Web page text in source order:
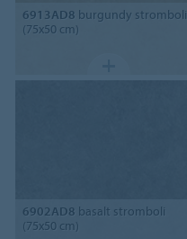
6913AD8 burgundy stromboli
(75x50 cm)
6902AD8 basalt stromboli
(75x50 cm)